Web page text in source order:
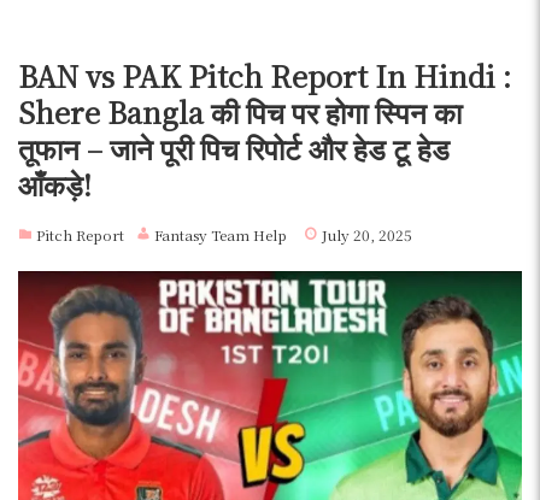
BAN vs PAK Pitch Report In Hindi :
Shere Bangla की पिच पर होगा स्पिन का
तूफान – जाने पूरी पिच रिपोर्ट और हेड टू हेड
आँकड़े!
Pitch Report Fantasy Team Help July 20, 2025